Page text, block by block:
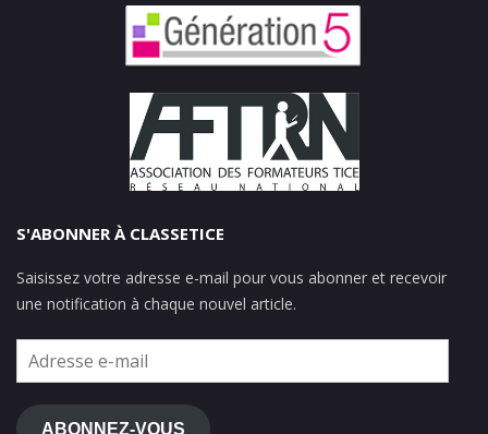
S'ABONNER À CLASSETICE
Saisissez votre adresse e-mail pour vous abonner et recevoir
une notification à chaque nouvel article.
Adresse
e-
mail
ABONNEZ-VOUS